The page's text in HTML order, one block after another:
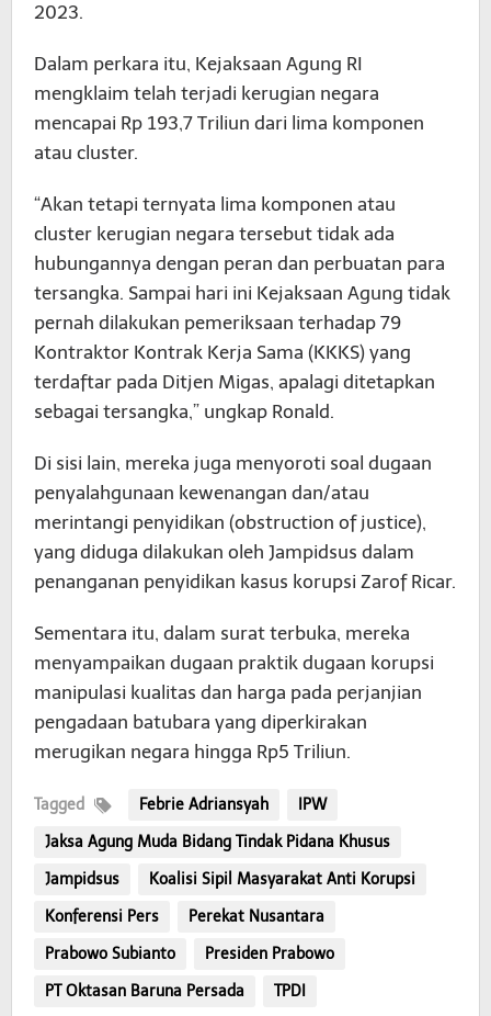
2023.
Dalam perkara itu, Kejaksaan Agung RI
mengklaim telah terjadi kerugian negara
mencapai Rp 193,7 Triliun dari lima komponen
atau cluster.
“Akan tetapi ternyata lima komponen atau
cluster kerugian negara tersebut tidak ada
hubungannya dengan peran dan perbuatan para
tersangka. Sampai hari ini Kejaksaan Agung tidak
pernah dilakukan pemeriksaan terhadap 79
Kontraktor Kontrak Kerja Sama (KKKS) yang
terdaftar pada Ditjen Migas, apalagi ditetapkan
sebagai tersangka,” ungkap Ronald.
Di sisi lain, mereka juga menyoroti soal dugaan
penyalahgunaan kewenangan dan/atau
merintangi penyidikan (obstruction of justice),
yang diduga dilakukan oleh Jampidsus dalam
penanganan penyidikan kasus korupsi Zarof Ricar.
Sementara itu, dalam surat terbuka, mereka
menyampaikan dugaan praktik dugaan korupsi
manipulasi kualitas dan harga pada perjanjian
pengadaan batubara yang diperkirakan
merugikan negara hingga Rp5 Triliun.
Tagged Febrie Adriansyah
IPW
Jaksa Agung Muda Bidang Tindak Pidana Khusus
Jampidsus
Koalisi Sipil Masyarakat Anti Korupsi
Konferensi Pers
Perekat Nusantara
Prabowo Subianto
Presiden Prabowo
PT Oktasan Baruna Persada
TPDI